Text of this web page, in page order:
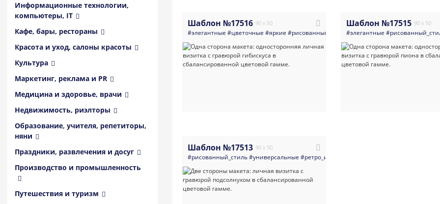
Информационные технологии,
компьютеры, IT
Кафе, бары, рестораны
Красота и уход, салоны красоты
Культура
Маркетинг, реклама и PR
Медицина и здоровье, врачи
Недвижимость, риэлторы
Образование, учителя, репетиторы,
няни
Праздники, развлечения и досуг
Производство и промышленность
Путешествия и туризм
Шаблон №17516 90 x 50
#элегантные #цветочные #яркие #рисованный_стиль#универсальные
Шаблон №17515 90 x 50
#элегантные
Шаблон №17513 90 x 50
#рисованный_стиль#универсальные #ретро_и_винтаж